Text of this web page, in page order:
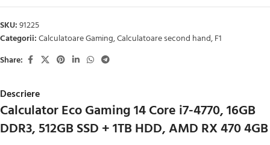
SKU:91225
Categorii:Calculatoare Gaming,Calculatoare second hand,F1
Share:
Descriere
Calculator Eco Gaming 14 Core i7-4770, 16GB
DDR3, 512GB SSD + 1TB HDD, AMD RX 470 4GB